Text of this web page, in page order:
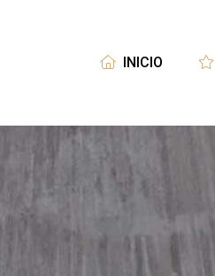
INICIO